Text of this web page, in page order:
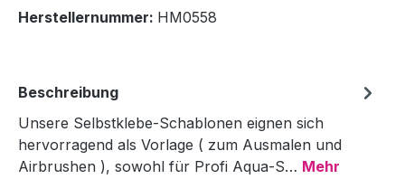
Herstellernummer: HM0558
Beschreibung
Unsere Selbstklebe-Schablonen eignen sich
hervorragend als Vorlage ( zum Ausmalen und
Airbrushen ), sowohl für Profi Aqua-S… Mehr